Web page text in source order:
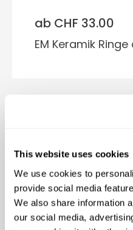
This website uses cookies
We use cookies to
provide social media
We also share information
our social media,
ab CHF 33.00
EM Keramik